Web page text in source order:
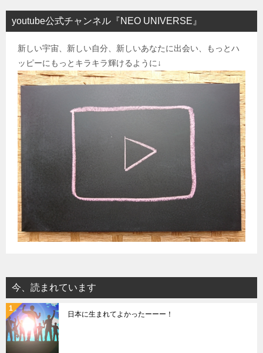
youtube公式チャンネル『NEO UNIVERSE』
新しい宇宙、新しい自分、新しいあなたに出会い、もっとハ
ッピーにもっとキラキラ輝けるように↓
今、読まれています
日本に生まれてよかったーーー！